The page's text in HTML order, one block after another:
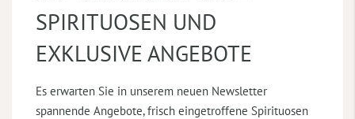
SPIRITUOSEN UND
EXKLUSIVE ANGEBOTE
Es erwarten Sie in unserem neuen Newsletter
spannende Angebote, frisch eingetroffene Spirituosen